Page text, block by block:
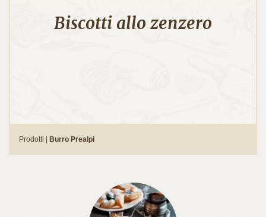
Biscotti allo zenzero
Prodotti | Burro Prealpi